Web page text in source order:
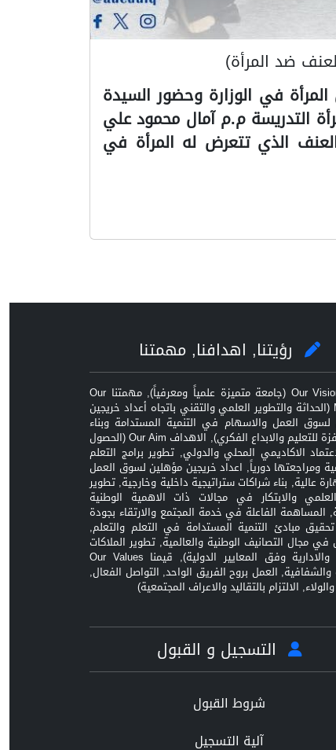
ضد المرأة)
في الوزارة وحضور السيدة
التدريسة م.م آمال محمود علي
يوم الاثنين الموافق 2023/11/13 الندوة انواع العنف الذي تتعرض له المرأة في
رؤيتنا, اهدافنا, مهمتنا
رؤيتنا Our Vision (جامعة متميزة علمياً ومعرفياً), مهمتنا Our
Mission (الحداثة والتطوير العلمي والتقني باتجاه أعداد خريجين
العمل والاسهام في التنمية المستدامة وبناء
بيئة محفزة للتعليم والابداع الفكري), الاهداف Our Aim (الحصول
الاكاديمي المحلي والدولي, تطوير برامج التعلم
ومراجعتها دورياً, اعداد خريجين مؤهلين لسوق العمل
عالية, بناء شراكات ستراتيجية داخلية وخارجية, تطوير
والابتكار في مجالات ذات الاهمية الوطنية
المساهمة الفاعلة في خدمة المجتمع والارتقاء بجودة
تحقيق مبادئ التنمية المستدامة في التعلم والتعلم,
في مجال التصانيف الوطنية والعالمية, تطوير الملاكات
العلمية والادارية وفق المعايير الدولية), قيمنا Our Values
والشفافية, العمل بروح الفريق الواحد, التواصل الفعال,
والولاء, الالتزام بالتقاليد والاعراف المجتمعية)
التسجيل و القبول
شروط القبول
آلية التسجيل